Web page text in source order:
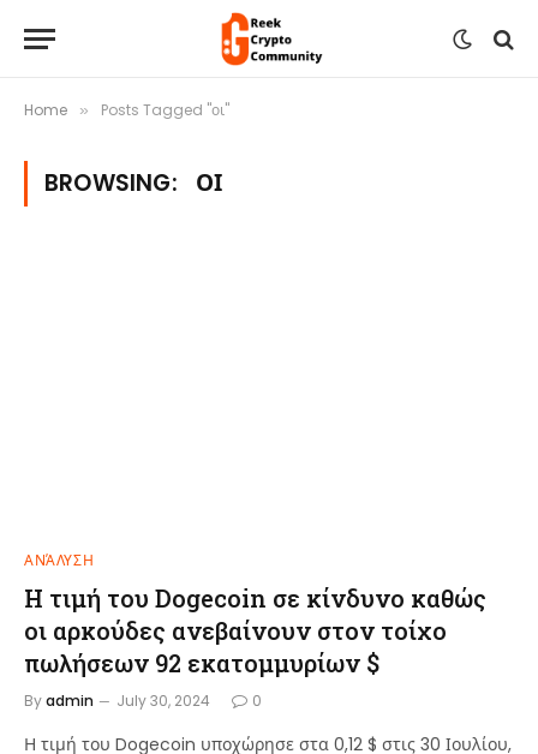
Home » Posts Tagged "οι"
BROWSING: ΟΙ
ΑΝΆΛΥΣΗ
Η τιμή του Dogecoin σε κίνδυνο καθώς
οι αρκούδες ανεβαίνουν στον τοίχο
πωλήσεων 92 εκατομμυρίων $
Byadmin July 30, 2024 0
Η τιμή του Dogecoin υποχώρησε στα 0,12 $ στις 30 Ιουλίου,